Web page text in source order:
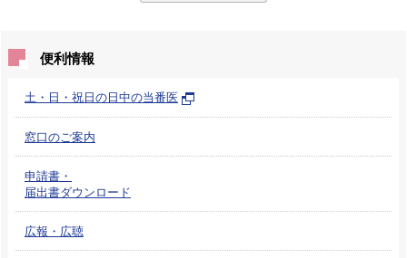
便利情報
土・日・祝日の日中の当番医
窓口のご案内
申請書・
届出書ダウンロード
広報・広聴